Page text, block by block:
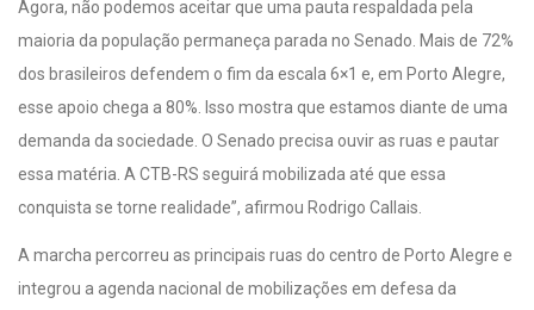
Agora, não podemos aceitar que uma pauta respaldada pela
maioria da população permaneça parada no Senado. Mais de 72%
dos brasileiros defendem o fim da escala 6×1 e, em Porto Alegre,
esse apoio chega a 80%. Isso mostra que estamos diante de uma
demanda da sociedade. O Senado precisa ouvir as ruas e pautar
essa matéria. A CTB-RS seguirá mobilizada até que essa
conquista se torne realidade”, afirmou Rodrigo Callais.
A marcha percorreu as principais ruas do centro de Porto Alegre e
integrou a agenda nacional de mobilizações em defesa da